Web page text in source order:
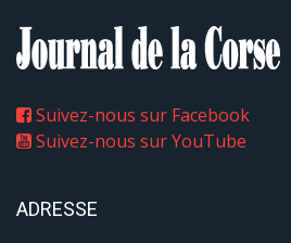
Suivez-nous sur Facebook
Suivez-nous sur YouTube
ADRESSE